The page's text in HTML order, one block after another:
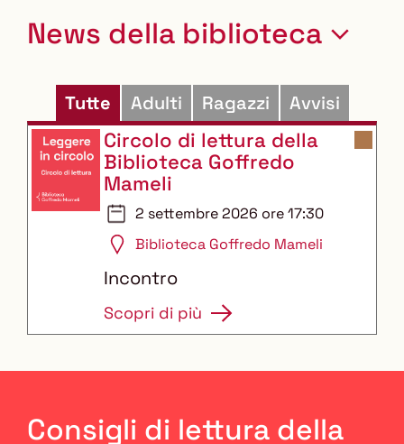
News della biblioteca
Tutte Adulti Ragazzi Avvisi
Circolo di lettura della
Biblioteca Goffredo
Mameli
2 settembre 2026 ore 17:30
Biblioteca Goffredo Mameli
Incontro
Scopri di più
Consigli di lettura della